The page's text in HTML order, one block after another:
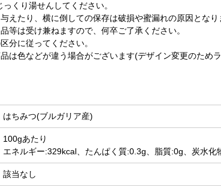
くり湯せんしてください。
えたり、横に倒しての保存は破損や蜜漏れの原因となり
等は受け兼ねますので、何卒ご了承ください。
分に従ってください。
は色などが違う場合がございます(デザイン変更のため
はちみつ(ブルガリア産)
100gあたり
エネルギー:329kcal、たんぱく質:0.3g、脂質:0g、炭水化
該当なし